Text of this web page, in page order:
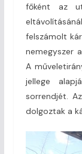
főként az
felszámolt
nemegyszer
A
jellege
sorrendjét.
dolgoztak a